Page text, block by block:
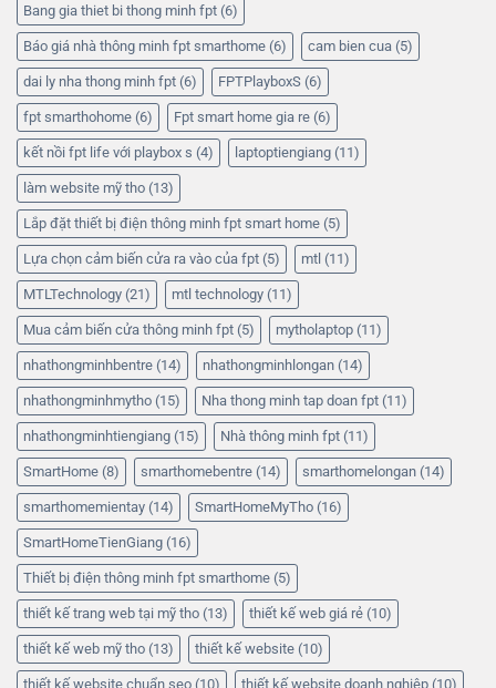
Bang gia thiet bi thong minh fpt (6)
Báo giá nhà thông minh fpt smarthome (6) cam bien cua (5)
dai ly nha thong minh fpt (6) FPTPlayboxS (6)
fpt smarthohome (6) Fpt smart home gia re (6)
kết nồi fpt life với playbox s (4) laptoptiengiang (11)
làm website mỹ tho (13)
Lắp đặt thiết bị điện thông minh fpt smart home (5)
Lựa chọn cảm biến cửa ra vào của fpt (5) mtl (11)
MTLTechnology (21) mtl technology (11)
Mua cảm biến cửa thông minh fpt (5) mytholaptop (11)
nhathongminhbentre (14) nhathongminhlongan (14)
nhathongminhmytho (15) Nha thong minh tap doan fpt (11)
nhathongminhtiengiang (15) Nhà thông minh fpt (11)
SmartHome (8) smarthomebentre (14) smarthomelongan (14)
smarthomemientay (14) SmartHomeMyTho (16)
SmartHomeTienGiang (16)
Thiết bị điện thông minh fpt smarthome (5)
thiết kế trang web tại mỹ tho (13) thiết kế web giá rẻ (10)
thiết kế web mỹ tho (13) thiết kế website (10)
thiết kế website chuẩn seo (10) thiết kế website doanh nghiệp (10)